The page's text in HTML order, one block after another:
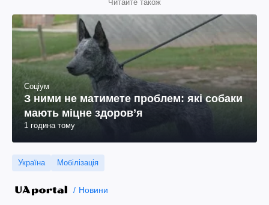
Читайте також
Соціум
З ними не матимете проблем: які собаки
мають міцне здоров’я
1 година тому
Україна Мобілізація
Новини